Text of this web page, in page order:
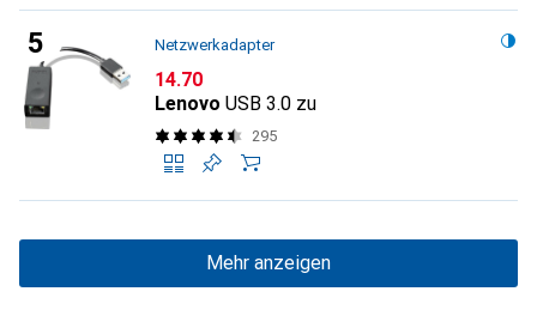
Netzwerkadapter
CHF
14.70
Lenovo USB 3.0 zu
295
Mehr anzeigen